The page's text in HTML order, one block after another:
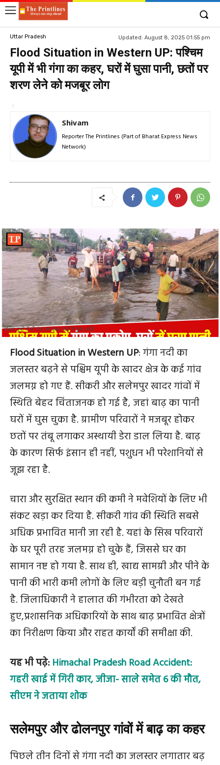
Uttar Pradesh Updated: August 8, 2025 01:55 pm
Flood Situation in Western UP: पश्चिम
यूपी में भी गंगा का कहर, घरों में घुसा पानी, छतों पर
शरण लेने को मजबूर लोग
Shivam
Reporter The Printlines (Part of Bharat Express News
Network)
पश्चिम यूपी में भी गंगा का कहर, घरों में घुसा पानी
Flood Situation in Western UP: गंगा नदी का
जलस्तर बढ़ने से पश्चिम यूपी के खादर क्षेत्र के कई गांव
जलमग्न हो गए हैं. सीकरी और सलेमपुर खादर गांवों में
स्थिति बेहद चिंताजनक हो गई है, जहां बाढ़ का पानी
घरों में घुस चुका है. ग्रामीण परिवारों ने मजबूर होकर
छतों पर तंबू लगाकर अस्थायी डेरा डाल लिया है. बाढ़
के कारण सिर्फ इंसान ही नहीं, पशुधन भी परेशानियों से
जूझ रहा है.
चारा और सुरक्षित स्थान की कमी ने मवेशियों के लिए भी
संकट खड़ा कर दिया है. सीकरी गांव की स्थिति सबसे
अधिक प्रभावित मानी जा रही है. यहां के सिख परिवारों
के घर पूरी तरह जलमग्न हो चुके हैं, जिससे घर का
सामान नष्ट हो गया है. साथ ही, खाद्य सामग्री और पीने के
पानी की भारी कमी लोगों के लिए बड़ी चुनौती बन गई
है. जिलाधिकारी ने हालात की गंभीरता को देखते
हुए,प्रशासनिक अधिकारियों के साथ बाढ़ प्रभावित क्षेत्रों
का निरीक्षण किया और राहत कार्यों की समीक्षा की.
यह भी पढ़े: Himachal Pradesh Road Accident:
गहरी खाई में गिरी कार, जीजा- साले समेत 6 की मौत,
सीएम ने जताया शोक
सलेमपुर और ढोलनपुर गांवों में बाढ़ का कहर
पिछले तीन दिनों से गंगा नदी का जलस्तर लगातार बढ़